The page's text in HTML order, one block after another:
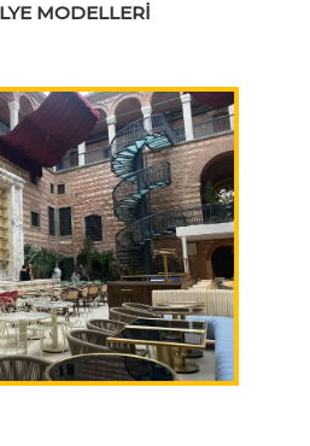
MODELLERİ